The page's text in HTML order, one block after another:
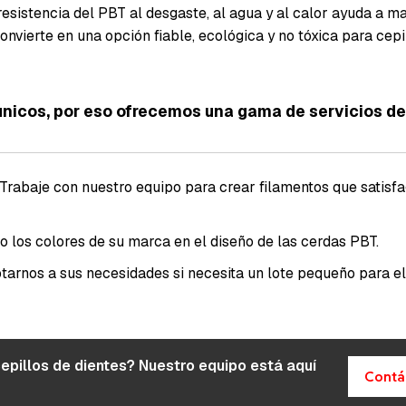
del PBT al desgaste, al agua y al calor ayuda a
en una opción fiable, ecológica y no tóxica para
por eso ofrecemos una gama de servicios
con nuestro equipo para crear filamentos que
colores de su marca en el diseño de las cerdas PBT.
a sus necesidades si necesita un lote pequeño para
de dientes? Nuestro equipo está aquí